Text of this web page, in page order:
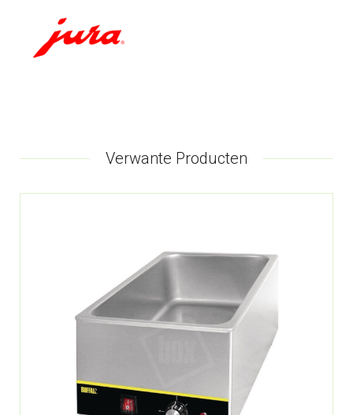
Verwante Producten